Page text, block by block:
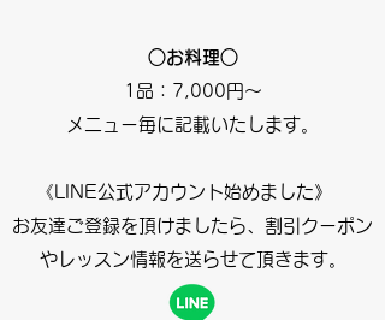
○お料理○
1品：7,000円～
​​メニュー毎に記載いたします。
《LINE公式アカウント始めました》
お友達ご登録を頂けましたら、割引クーポン
やレッスン情報を送らせて頂きます。